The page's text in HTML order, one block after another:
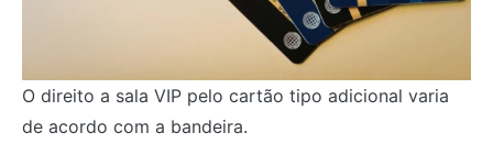
O direito a sala VIP pelo cartão tipo adicional varia
de acordo com a bandeira.